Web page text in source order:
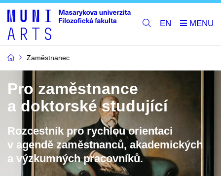
EN
Zaměstnanec
Pro zaměstnance
a doktorské studující
Rozcestník pro rychlou orientaci
v agendě zaměstnanců, akademických
a výzkumných pracovníků.